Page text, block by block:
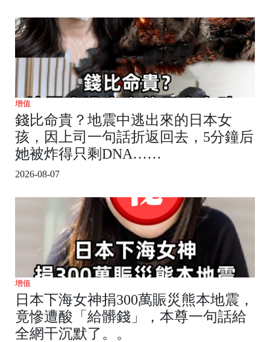
增值
錢比命貴？地震中逃出來的日本女
孩，因上司一句話折返回去，5分鐘后
她被炸得只剩DNA……
2026-08-07
增值
日本下海女神捐300萬賑災熊本地震，
竟慘遭酸「給髒錢」，本尊一句話給
全網干沉默了。。